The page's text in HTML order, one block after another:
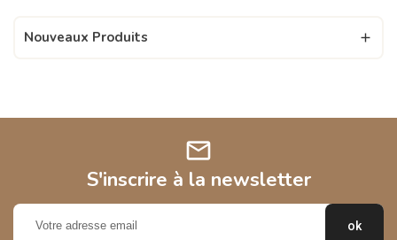
Nouveaux Produits 
mail
S'inscrire à la newsletter